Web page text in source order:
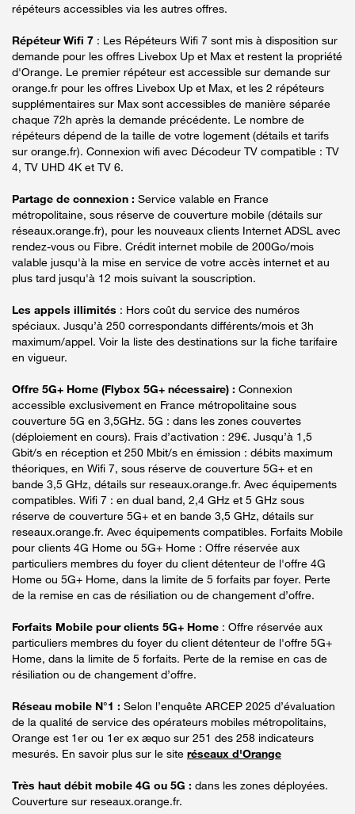
répéteurs accessibles via les autres offres.
Répéteur Wifi 7 : Les Répéteurs Wifi 7 sont mis à disposition sur
demande pour les offres Livebox Up et Max et restent la propriété
d'Orange. Le premier répéteur est accessible sur demande sur
orange.fr pour les offres Livebox Up et Max, et les 2 répéteurs
supplémentaires sur Max sont accessibles de manière séparée
chaque 72h après la demande précédente. Le nombre de
répéteurs dépend de la taille de votre logement (détails et tarifs
sur orange.fr). Connexion wifi avec Décodeur TV compatible : TV
4, TV UHD 4K et TV 6.
Partage de connexion : Service valable en France
métropolitaine, sous réserve de couverture mobile (détails sur
réseaux.orange.fr), pour les nouveaux clients Internet ADSL avec
rendez-vous ou Fibre. Crédit internet mobile de 200Go/mois
valable jusqu'à la mise en service de votre accès internet et au
plus tard jusqu'à 12 mois suivant la souscription.
Les appels illimités : Hors coût du service des numéros
spéciaux. Jusqu’à 250 correspondants différents/mois et 3h
maximum/appel. Voir la liste des destinations sur la fiche tarifaire
en vigueur.
Offre 5G+ Home (Flybox 5G+ nécessaire) : Connexion
accessible exclusivement en France métropolitaine sous
couverture 5G en 3,5GHz. 5G : dans les zones couvertes
(déploiement en cours). Frais d’activation : 29€. Jusqu’à 1,5
Gbit/s en réception et 250 Mbit/s en émission : débits maximum
théoriques, en Wifi 7, sous réserve de couverture 5G+ et en
bande 3,5 GHz, détails sur reseaux.orange.fr. Avec équipements
compatibles. Wifi 7 : en dual band, 2,4 GHz et 5 GHz sous
réserve de couverture 5G+ et en bande 3,5 GHz, détails sur
reseaux.orange.fr. Avec équipements compatibles. Forfaits Mobile
pour clients 4G Home ou 5G+ Home : Offre réservée aux
particuliers membres du foyer du client détenteur de l'offre 4G
Home ou 5G+ Home, dans la limite de 5 forfaits par foyer. Perte
de la remise en cas de résiliation ou de changement d’offre.
Forfaits Mobile pour clients 5G+ Home : Offre réservée aux
particuliers membres du foyer du client détenteur de l'offre 5G+
Home, dans la limite de 5 forfaits. Perte de la remise en cas de
résiliation ou de changement d’offre.
Réseau mobile N°1 : Selon l’enquête ARCEP 2025 d’évaluation
de la qualité de service des opérateurs mobiles métropolitains,
Orange est 1er ou 1er ex æquo sur 251 des 258 indicateurs
mesurés. En savoir plus sur le site réseaux d'Orange
Très haut débit mobile 4G ou 5G : dans les zones déployées.
Couverture sur reseaux.orange.fr.